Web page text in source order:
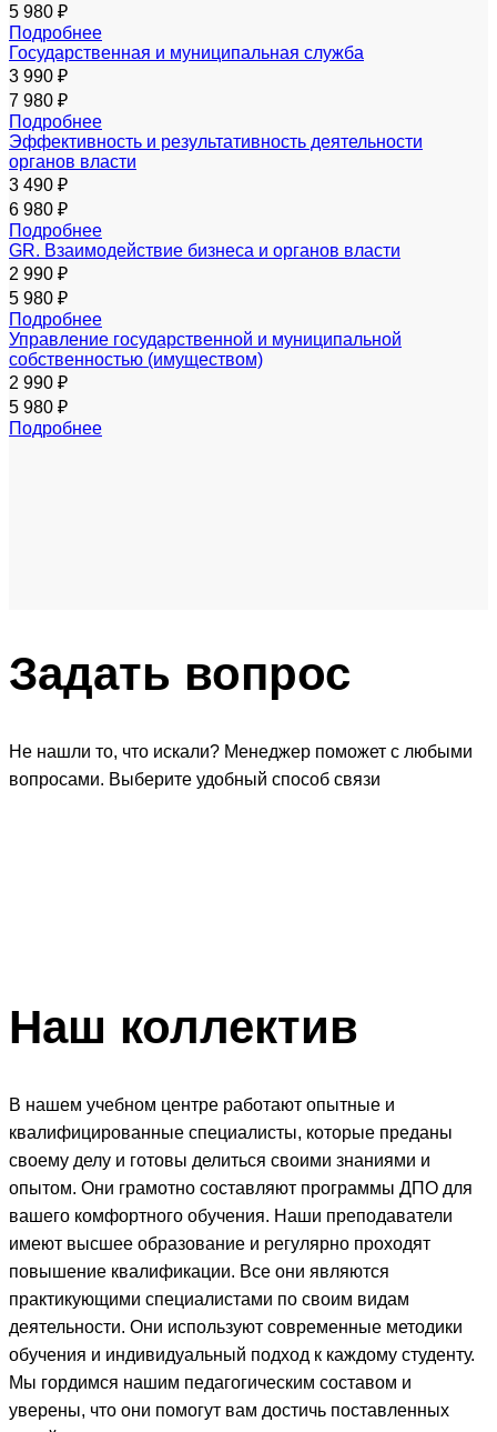
5 980 ₽
Подробнее
Государственная и муниципальная служба
3 990 ₽
7 980 ₽
Подробнее
Эффективность и результативность деятельности
органов власти
3 490 ₽
6 980 ₽
Подробнее
GR. Взаимодействие бизнеса и органов власти
2 990 ₽
5 980 ₽
Подробнее
Управление государственной и муниципальной
собственностью (имуществом)
2 990 ₽
5 980 ₽
Подробнее
Задать вопрос
Не нашли то, что искали? Менеджер поможет с любыми
вопросами. Выберите удобный способ связи
Наш коллектив
В нашем учебном центре работают опытные и
квалифицированные специалисты, которые преданы
своему делу и готовы делиться своими знаниями и
опытом. Они грамотно составляют программы ДПО для
вашего комфортного обучения. Наши преподаватели
имеют высшее образование и регулярно проходят
повышение квалификации. Все они являются
практикующими специалистами по своим видам
деятельности. Они используют современные методики
обучения и индивидуальный подход к каждому студенту.
Мы гордимся нашим педагогическим составом и
уверены, что они помогут вам достичь поставленных